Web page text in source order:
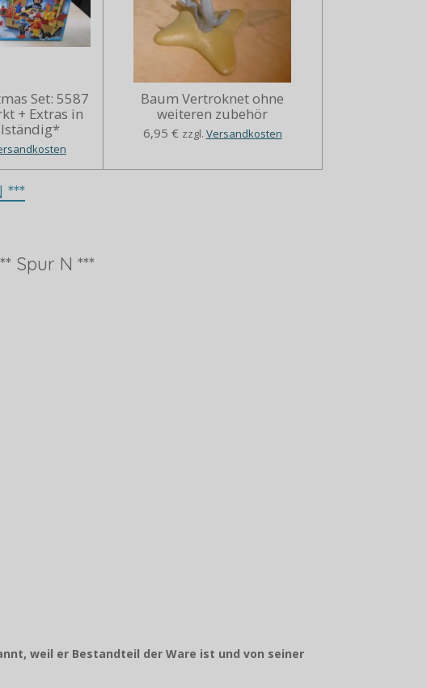
Set: 5587
+ Extras in
Baum Vertroknet ohne
weiteren zubehör
6,95 € zzgl. Versandkosten
Spur N ***
weil er Bestandteil der Ware ist und von seiner